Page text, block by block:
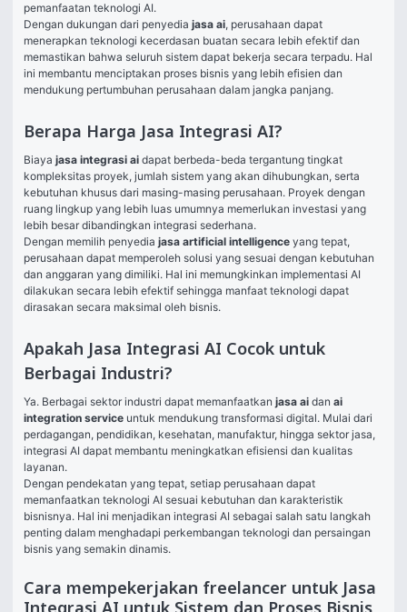
pemanfaatan teknologi AI.
Dengan dukungan dari penyedia jasa ai, perusahaan dapat
menerapkan teknologi kecerdasan buatan secara lebih efektif dan
memastikan bahwa seluruh sistem dapat bekerja secara terpadu. Hal
ini membantu menciptakan proses bisnis yang lebih efisien dan
mendukung pertumbuhan perusahaan dalam jangka panjang.
Berapa Harga Jasa Integrasi AI?
Biaya jasa integrasi ai dapat berbeda-beda tergantung tingkat
kompleksitas proyek, jumlah sistem yang akan dihubungkan, serta
kebutuhan khusus dari masing-masing perusahaan. Proyek dengan
ruang lingkup yang lebih luas umumnya memerlukan investasi yang
lebih besar dibandingkan integrasi sederhana.
Dengan memilih penyedia jasa artificial intelligence yang tepat,
perusahaan dapat memperoleh solusi yang sesuai dengan kebutuhan
dan anggaran yang dimiliki. Hal ini memungkinkan implementasi AI
dilakukan secara lebih efektif sehingga manfaat teknologi dapat
dirasakan secara maksimal oleh bisnis.
Apakah Jasa Integrasi AI Cocok untuk
Berbagai Industri?
Ya. Berbagai sektor industri dapat memanfaatkan jasa ai dan ai
integration service untuk mendukung transformasi digital. Mulai dari
perdagangan, pendidikan, kesehatan, manufaktur, hingga sektor jasa,
integrasi AI dapat membantu meningkatkan efisiensi dan kualitas
layanan.
Dengan pendekatan yang tepat, setiap perusahaan dapat
memanfaatkan teknologi AI sesuai kebutuhan dan karakteristik
bisnisnya. Hal ini menjadikan integrasi AI sebagai salah satu langkah
penting dalam menghadapi perkembangan teknologi dan persaingan
bisnis yang semakin dinamis.
Cara mempekerjakan freelancer untuk Jasa